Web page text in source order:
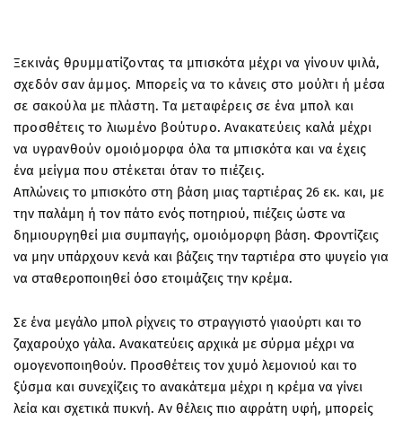
Ξεκινάς θρυμματίζοντας τα μπισκότα μέχρι να γίνουν ψιλά,
σχεδόν σαν άμμος. Μπορείς να το κάνεις στο μούλτι ή μέσα
σε σακούλα με πλάστη. Τα μεταφέρεις σε ένα μπολ και
προσθέτεις το λιωμένο βούτυρο. Ανακατεύεις καλά μέχρι
να υγρανθούν ομοιόμορφα όλα τα μπισκότα και να έχεις
ένα μείγμα που στέκεται όταν το πιέζεις.
Απλώνεις το μπισκότο στη βάση μιας ταρτιέρας 26 εκ. και, με
την παλάμη ή τον πάτο ενός ποτηριού, πιέζεις ώστε να
δημιουργηθεί μια συμπαγής, ομοιόμορφη βάση. Φροντίζεις
να μην υπάρχουν κενά και βάζεις την ταρτιέρα στο ψυγείο για
να σταθεροποιηθεί όσο ετοιμάζεις την κρέμα.
Σε ένα μεγάλο μπολ ρίχνεις το στραγγιστό γιαούρτι και το
ζαχαρούχο γάλα. Ανακατεύεις αρχικά με σύρμα μέχρι να
ομογενοποιηθούν. Προσθέτεις τον χυμό λεμονιού και το
ξύσμα και συνεχίζεις το ανακάτεμα μέχρι η κρέμα να γίνει
λεία και σχετικά πυκνή. Αν θέλεις πιο αφράτη υφή, μπορείς